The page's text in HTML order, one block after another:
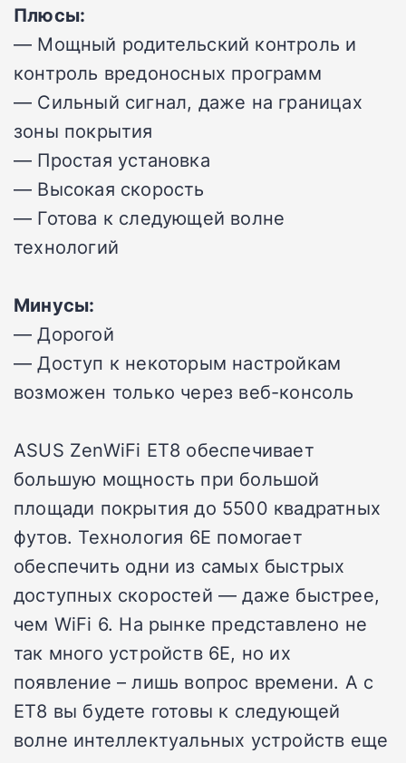
Плюсы:
— Мощный родительский контроль и
контроль вредоносных программ
— Сильный сигнал, даже на границах
зоны покрытия
— Простая установка
— Высокая скорость
— Готова к следующей волне
технологий
Минусы:
— Дорогой
— Доступ к некоторым настройкам
возможен только через веб-консоль
ASUS ZenWiFi ET8 обеспечивает
большую мощность при большой
площади покрытия до 5500 квадратных
футов. Технология 6E помогает
обеспечить одни из самых быстрых
доступных скоростей — даже быстрее,
чем WiFi 6. На рынке представлено не
так много устройств 6E, но их
появление – лишь вопрос времени. А с
ET8 вы будете готовы к следующей
волне интеллектуальных устройств еще